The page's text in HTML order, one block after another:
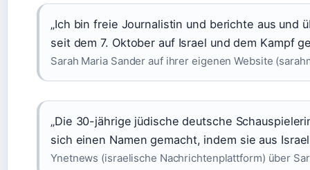
„Ich bin freie Journalistin und berichte aus und
seit dem 7. Oktober auf Israel und dem Kampf
Sarah Maria Sander auf ihrer eigenen Website
„Die 30-jährige jüdische deutsche
sich einen Namen gemacht, indem sie aus
Ynetnews (israelische Nachrichtenplattform) über